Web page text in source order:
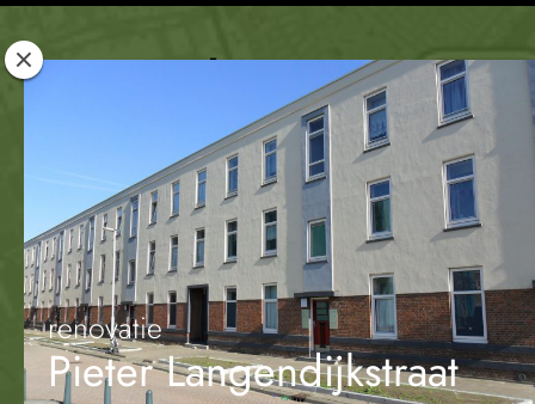
Rotterdam
Woont
renovatie
Pieter Langendijkstraat